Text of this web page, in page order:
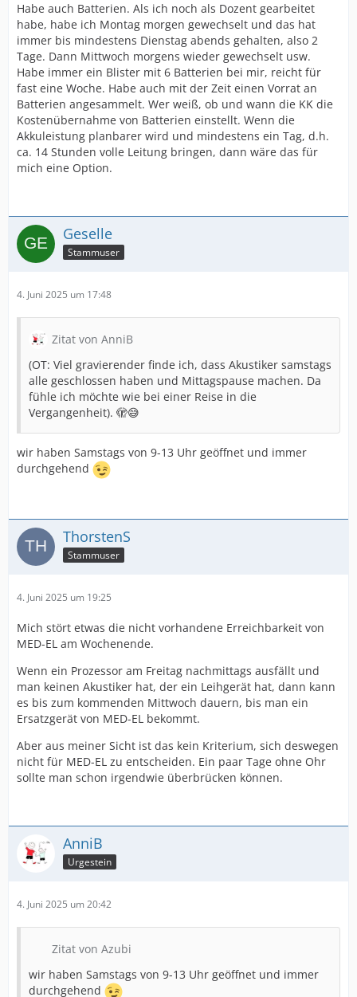
Habe auch Batterien. Als ich noch als Dozent gearbeitet
habe, habe ich Montag morgen gewechselt und das hat
immer bis mindestens Dienstag abends gehalten, also 2
Tage. Dann Mittwoch morgens wieder gewechselt usw.
Habe immer ein Blister mit 6 Batterien bei mir, reicht für
fast eine Woche. Habe auch mit der Zeit einen Vorrat an
Batterien angesammelt. Wer weiß, ob und wann die KK die
Kostenübernahme von Batterien einstellt. Wenn die
Akkuleistung planbarer wird und mindestens ein Tag, d.h.
ca. 14 Stunden volle Leitung bringen, dann wäre das für
mich eine Option.
Geselle
Stammuser
4. Juni 2025 um 17:48
Zitat von AnniB
(OT: Viel gravierender finde ich, dass Akustiker samstags
alle geschlossen haben und Mittagspause machen. Da
fühle ich möchte wie bei einer Reise in die
Vergangenheit). 🫣😅
wir haben Samstags von 9-13 Uhr geöffnet und immer
durchgehend
ThorstenS
Stammuser
4. Juni 2025 um 19:25
Mich stört etwas die nicht vorhandene Erreichbarkeit von
MED-EL am Wochenende.
Wenn ein Prozessor am Freitag nachmittags ausfällt und
man keinen Akustiker hat, der ein Leihgerät hat, dann kann
es bis zum kommenden Mittwoch dauern, bis man ein
Ersatzgerät von MED-EL bekommt.
Aber aus meiner Sicht ist das kein Kriterium, sich deswegen
nicht für MED-EL zu entscheiden. Ein paar Tage ohne Ohr
sollte man schon irgendwie überbrücken können.
AnniB
Urgestein
4. Juni 2025 um 20:42
Zitat von Azubi
wir haben Samstags von 9-13 Uhr geöffnet und immer
durchgehend